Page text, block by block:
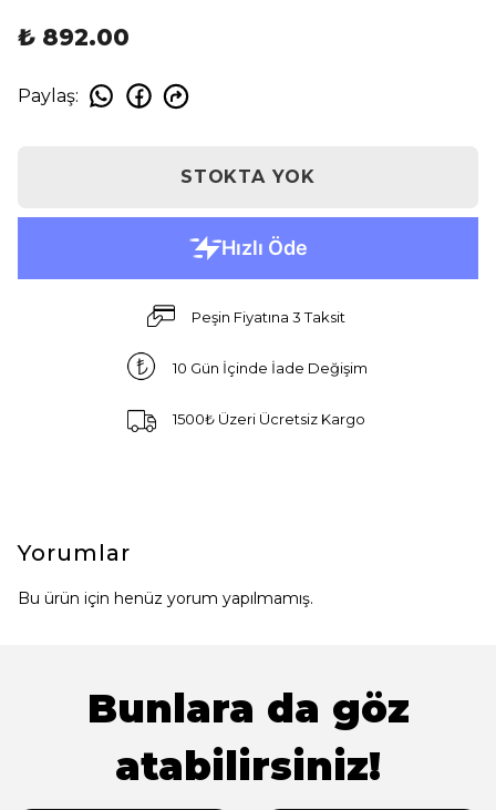
₺ 892.00
Paylaş:
STOKTA YOK
Peşin Fiyatına 3 Taksit
10 Gün İçinde İade Değişim
1500₺ Üzeri Ücretsiz Kargo
Yorumlar
Bu ürün için henüz yorum yapılmamış.
Bunlara da göz
atabilirsiniz!